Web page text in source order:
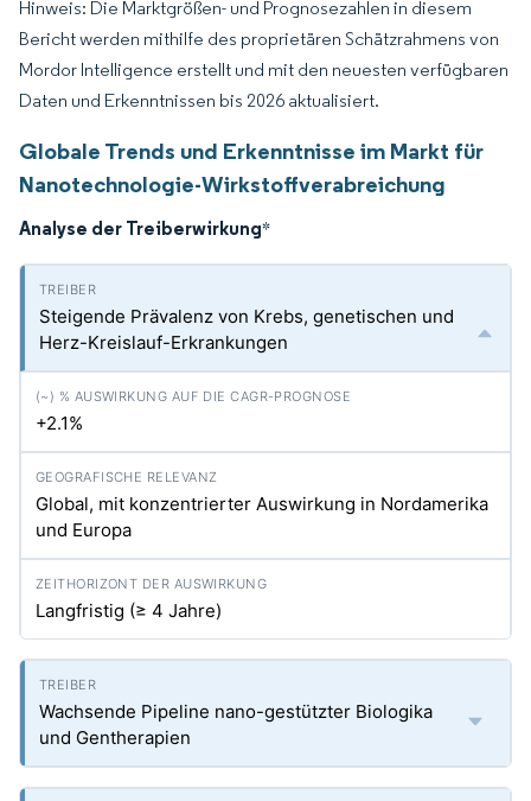
Hinweis: Die Marktgrößen- und Prognosezahlen in diesem
Bericht werden mithilfe des proprietären Schätzrahmens von
Mordor Intelligence erstellt und mit den neuesten verfügbaren
Daten und Erkenntnissen bis 2026 aktualisiert.
Globale Trends und Erkenntnisse im Markt für
Nanotechnologie-Wirkstoffverabreichung
Analyse der Treiberwirkung*
Steigende Prävalenz von Krebs, genetischen und
Herz-Kreislauf-Erkrankungen
+2.1%
Global, mit konzentrierter Auswirkung in Nordamerika
und Europa
Langfristig (≥ 4 Jahre)
Wachsende Pipeline nano-gestützter Biologika
und Gentherapien